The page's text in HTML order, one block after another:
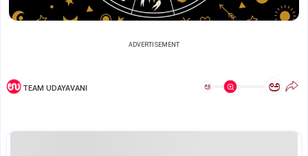
ADVERTISEMENT
TEAM UDAYAVANI ಅ ಅ